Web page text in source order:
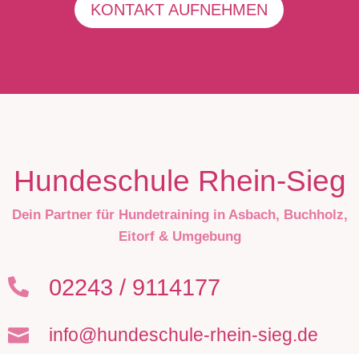
KONTAKT AUFNEHMEN
Hundeschule Rhein-Sieg
Dein Partner für Hundetraining in Asbach, Buchholz,
Eitorf & Umgebung
 02243 / 9114177
 info@hundeschule-rhein-sieg.de